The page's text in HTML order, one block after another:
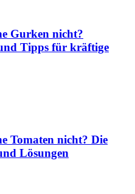
Gurken nicht?
Tipps für kräftige
Tomaten nicht? Die
Lösungen